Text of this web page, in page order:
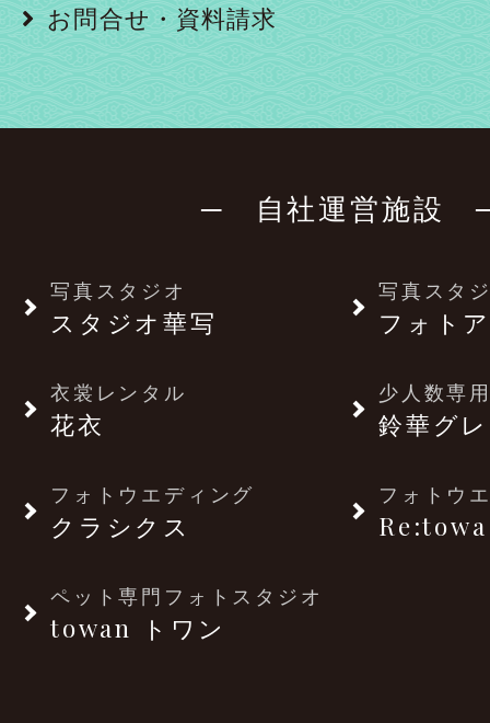
お問合せ・資料請求
─ 自社運営施設
写真スタジオ
スタジオ華写
写真スタ
フォト
衣裳レンタル
花衣
少人数専
鈴華グ
フォトウエディング
クラシクス
フォトウ
Re:towa
ペット専門フォトスタジオ
towan トワン